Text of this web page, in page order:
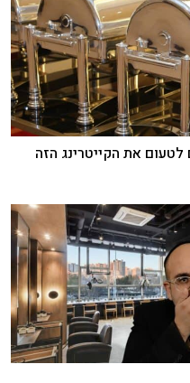
לטעום את הקייטרינג הזה